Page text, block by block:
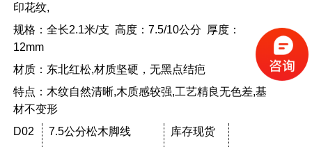
印花纹,
规格：全长2.1米/支 高度：7.5/10公分 厚度：
12mm
材质：东北红松,材质坚硬，无黑点结疤
特点：木纹自然清晰,木质感较强,工艺精良无色差,基
材不变形
D02
7.5公分松木脚线
库存现货